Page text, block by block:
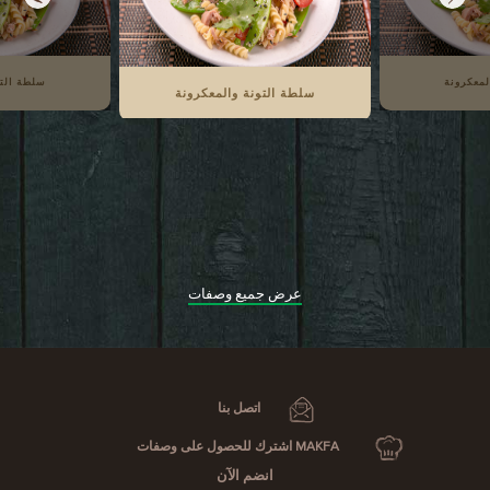
سلطة التونة والمعكرونة
سلطة
عرض جميع وصفات
اتصل بنا
MAKFA اشترك للحصول على وصفات
انضم الآن